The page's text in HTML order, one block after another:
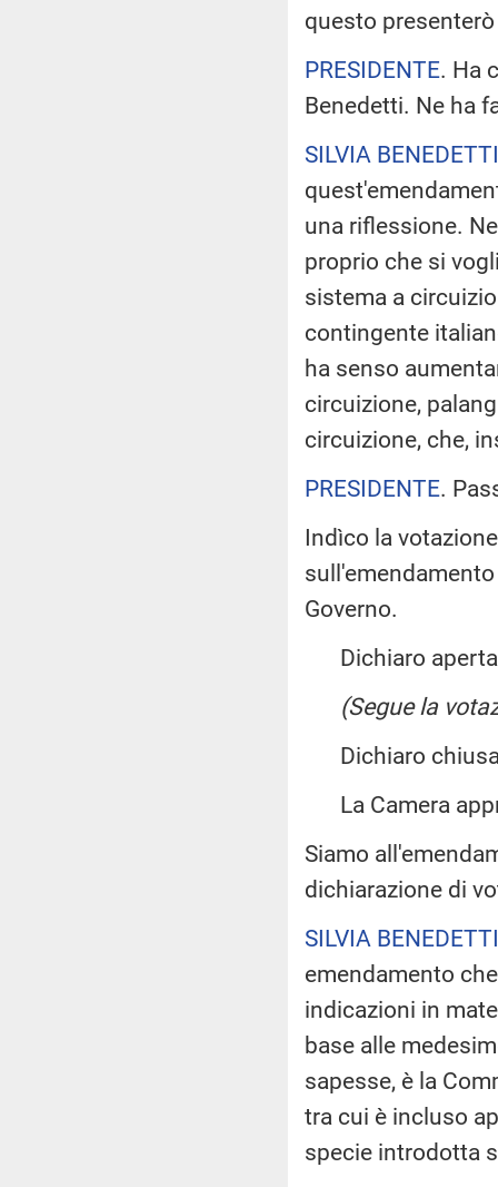
questo
PRESIDENTE. Ha
Benedetti. Ne ha
SILVIA BENEDETTI
una riflessione.
proprio che si
sistema a
contingente
ha senso
circuizione,
circuizione, che,
PRESIDENTE.
Indìco la
Governo.
Dichiaro aperta
(Segue la
Dichiaro chiusa
La Camera
Siamo
dichiarazione di
SILVIA BENEDETTI
emendamento
indicazioni in
base alle
sapesse, è la
tra cui è incluso
specie introdotta